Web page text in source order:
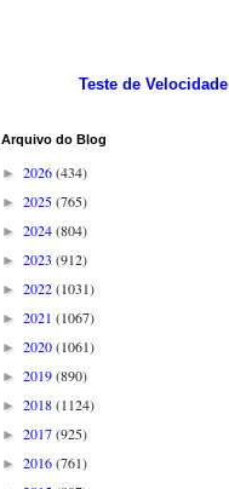
Teste de Velocidade
Arquivo do Blog
► 2026(434)
► 2025(765)
► 2024(804)
► 2023 (912)
► 2022(1031)
► 2021 (1067)
► 2020(1061)
► 2019(890)
► 2018(1124)
► 2017(925)
► 2016(761)